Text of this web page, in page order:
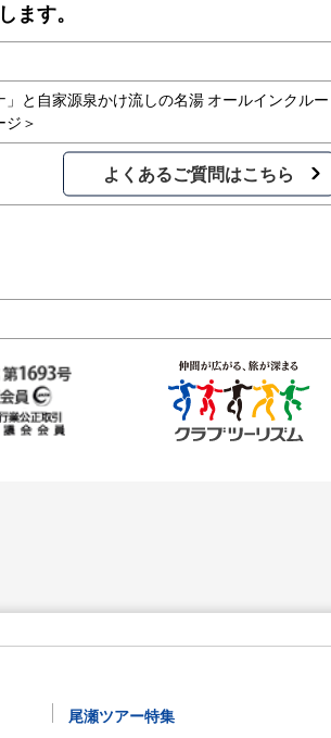
ます。
と自家源泉かけ流しの名湯 オールインクルー
＞
よくあるご質問はこちら
尾瀬ツアー特集